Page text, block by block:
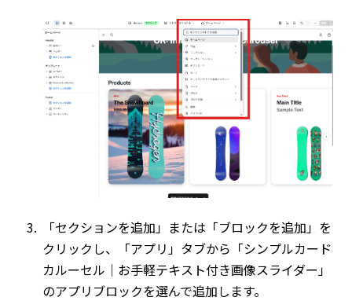
「セクションを追加」または「ブロックを追加」を
クリックし、「アプリ」タブから「シンプルカード
カルーセル｜お手軽テキスト付き画像スライダー」
のアプリブロックを選んで追加します。